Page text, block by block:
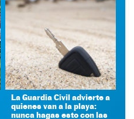
La Guardia Civil advierte a
quienes van a la playa:
nunca hagas esto con las